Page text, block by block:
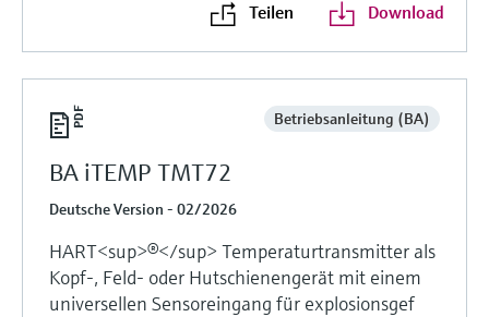
Teilen Download
Betriebsanleitung (BA)
BA iTEMP TMT72
Deutsche Version - 02/2026
HART<sup>®</sup> Temperaturtransmitter als
Kopf-, Feld- oder Hutschienengerät mit einem
universellen Sensoreingang für explosionsgef